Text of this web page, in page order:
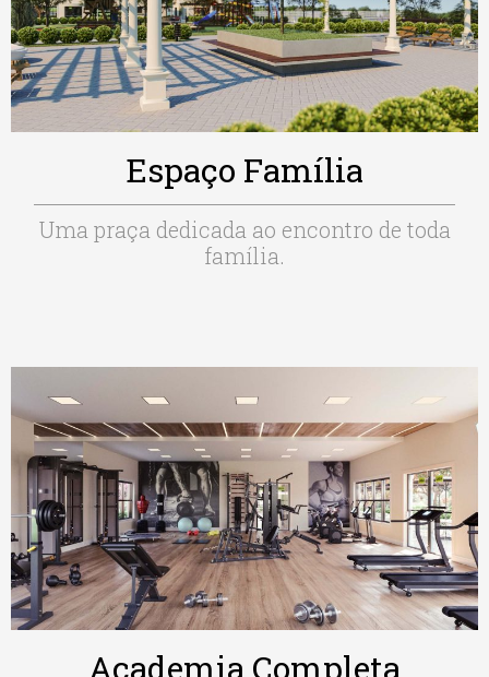
Espaço Família
Uma praça dedicada ao encontro de toda
família.
Academia Completa